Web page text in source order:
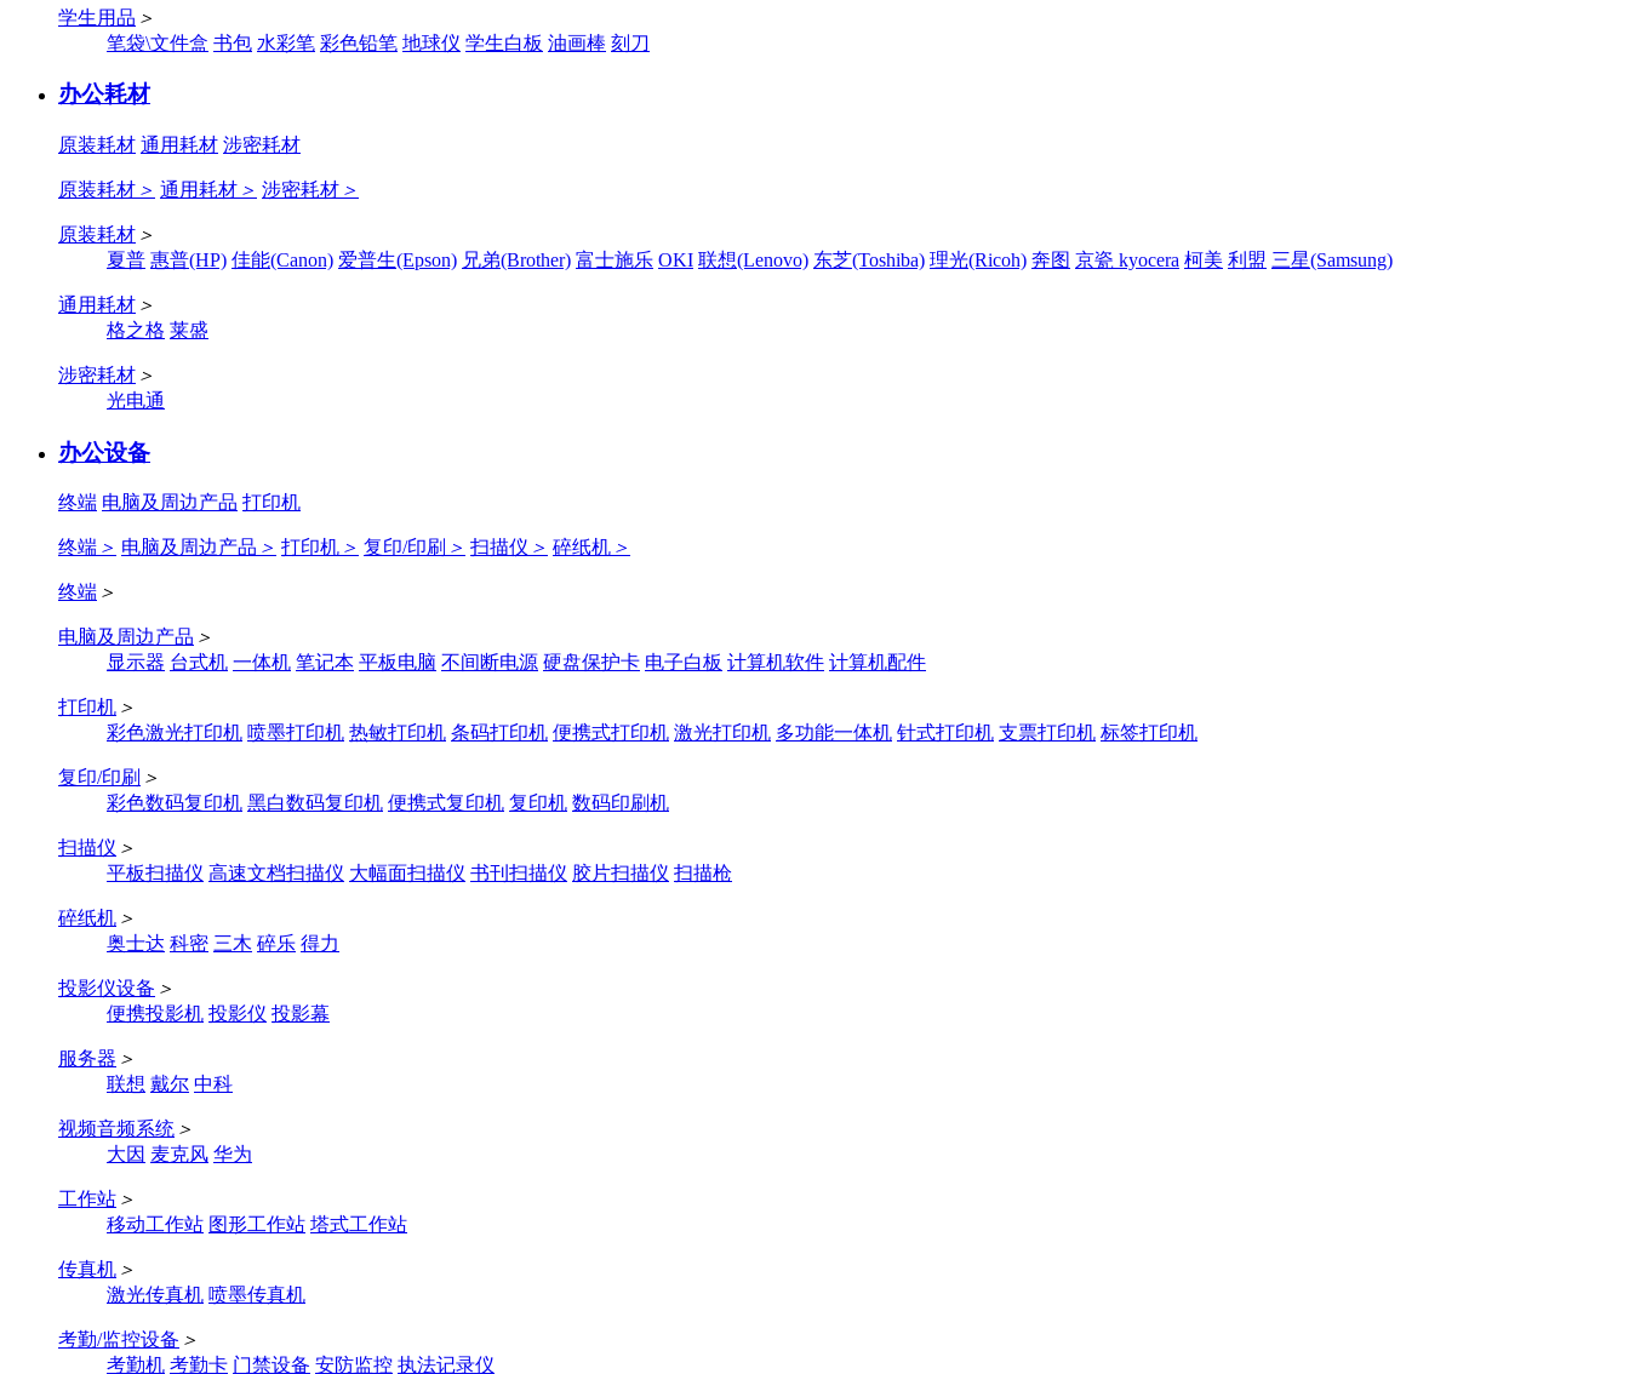
学生用品 ＞
笔袋\文件盒 书包 水彩笔 彩色铅笔 地球仪 学生白板 油画棒 刻刀
办公耗材
原装耗材 通用耗材 涉密耗材
原装耗材 ＞ 通用耗材 ＞ 涉密耗材 ＞
原装耗材 ＞
夏普 惠普(HP) 佳能(Canon) 爱普生(Epson) 兄弟(Brother) 富士施乐 OKI 联想(Lenovo) 东芝(Toshiba) 理光(Ricoh) 奔图 京瓷 kyocera 柯美 利盟 三星(Samsung)
通用耗材 ＞
格之格 莱盛
涉密耗材 ＞
光电通
办公设备
终端 电脑及周边产品 打印机
终端 ＞ 电脑及周边产品 ＞ 打印机 ＞ 复印/印刷 ＞ 扫描仪 ＞ 碎纸机 ＞
终端 ＞
电脑及周边产品 ＞
显示器 台式机 一体机 笔记本 平板电脑 不间断电源 硬盘保护卡 电子白板 计算机软件 计算机配件
打印机 ＞
彩色激光打印机 喷墨打印机 热敏打印机 条码打印机 便携式打印机 激光打印机 多功能一体机 针式打印机 支票打印机 标签打印机
复印/印刷 ＞
彩色数码复印机 黑白数码复印机 便携式复印机 复印机 数码印刷机
扫描仪 ＞
平板扫描仪 高速文档扫描仪 大幅面扫描仪 书刊扫描仪 胶片扫描仪 扫描枪
碎纸机 ＞
奥士达 科密 三木 碎乐 得力
投影仪设备 ＞
便携投影机 投影仪 投影幕
服务器 ＞
联想 戴尔 中科
视频音频系统 ＞
大因 麦克风 华为
工作站 ＞
移动工作站 图形工作站 塔式工作站
传真机 ＞
激光传真机 喷墨传真机
考勤/监控设备 ＞
考勤机 考勤卡 门禁设备 安防监控 执法记录仪